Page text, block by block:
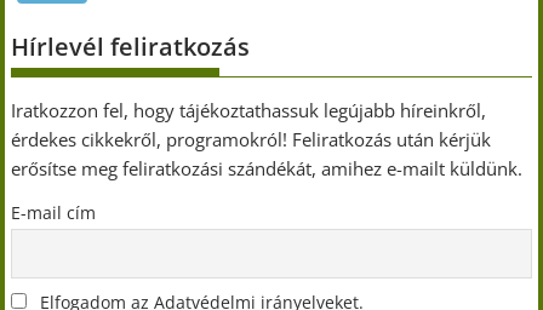
Hírlevél feliratkozás
Iratkozzon fel, hogy tájékoztathassuk legújabb híreinkről,
érdekes cikkekről, programokról! Feliratkozás után kérjük
erősítse meg feliratkozási szándékát, amihez e-mailt küldünk.
E-mail cím
Elfogadom az Adatvédelmi irányelveket.